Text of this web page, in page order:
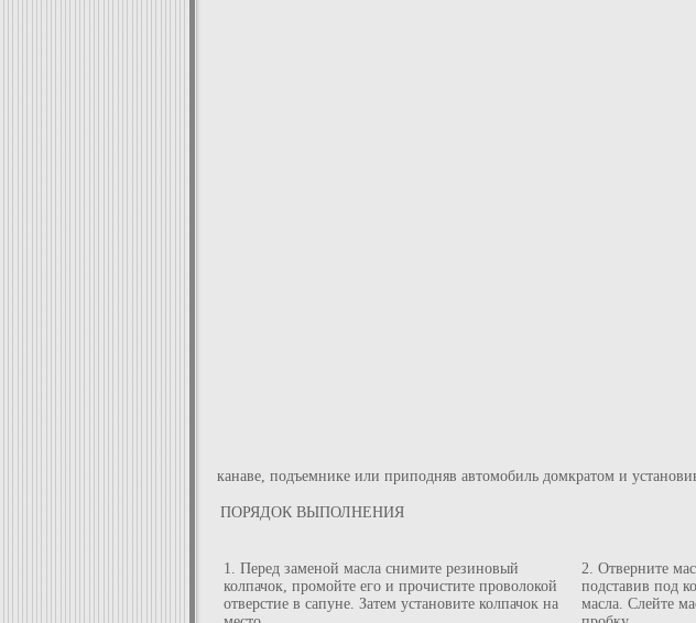
канаве, подъемнике или приподняв автомобиль домкратом и
ПОРЯДОК ВЫПОЛНЕНИЯ
1. Перед заменой масла снимите резиновый
колпачок, промойте его и прочистите проволокой
отверстие в сапуне. Затем установите колпачок на
2. Отверните
подставив под
масла. Слейте